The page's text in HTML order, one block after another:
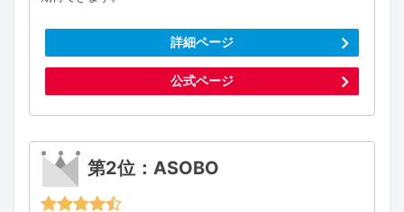
詳細ページ
公式ページ
第2位：ASOBO